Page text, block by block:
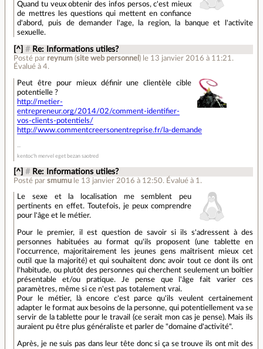
Quand tu veux obtenir des infos persos, c'est mieux
de mettres les questions qui mettent en confiance
d'abord, puis de demander l'age, la region, la banque et l'activite
sexuelle.
[^] # Re: Informations utiles?
Posté par reynum (site web personnel ) le 13 janvier 2016 à 11:21 .
Évalué à4.
Peut être pour mieux définir une clientèle cible
potentielle ?
http://metier-
entrepreneur.org/2014/02/comment-identifier-
vos-clients-potentiels/
http://www.commentcreersonentreprise.fr/la-demande
kentoc'h mervel eget bezan saotred
[^] # Re: Informations utiles?
Posté parsmumu le 13 janvier 2016 à 12:50. Évalué à 1 .
Le sexe et la localisation me semblent peu
pertinents en effet. Toutefois, je peux comprendre
pour l'âge et le métier.
Pour le premier, il est question de savoir si ils s'adressent à des
personnes habituées au format qu'ils proposent (une tablette en
l'occurrence, majoritairement les jeunes gens maîtrisent mieux cet
outil que la majorité) et qui souhaitent donc avoir tout ce dont ils ont
l'habitude, ou plutôt des personnes qui cherchent seulement un boîtier
présentable et/ou pratique. Je pense que l'âge fait varier ces
paramètres, même si ce n'est pas totalement vrai.
Pour le métier, là encore c'est parce qu'ils veulent certainement
adapter le format aux besoins de la personne, qui potentiellement va se
servir de la tablette pour le travail (ce serait mon cas je pense). Mais ils
auraient pu être plus généraliste et parler de "domaine d'activité".
Après, je ne suis pas dans leur tête donc si ça se trouve ils ont mit des